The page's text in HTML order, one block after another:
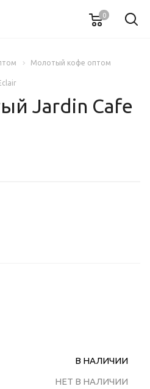
0
Молотый кофе оптом
Jardin Cafe
В НАЛИЧИИ
НЕТ В НАЛИЧИИ